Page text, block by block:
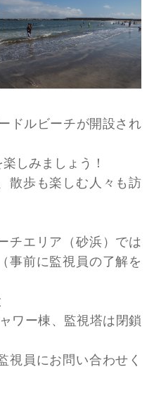
ドルビーチが開設され
しみましょう！
散歩も楽しむ人々も訪
チエリア（砂浜）では
事前に監視員の了解を
ワー棟、監視塔は閉鎖
視員にお問い合わせく